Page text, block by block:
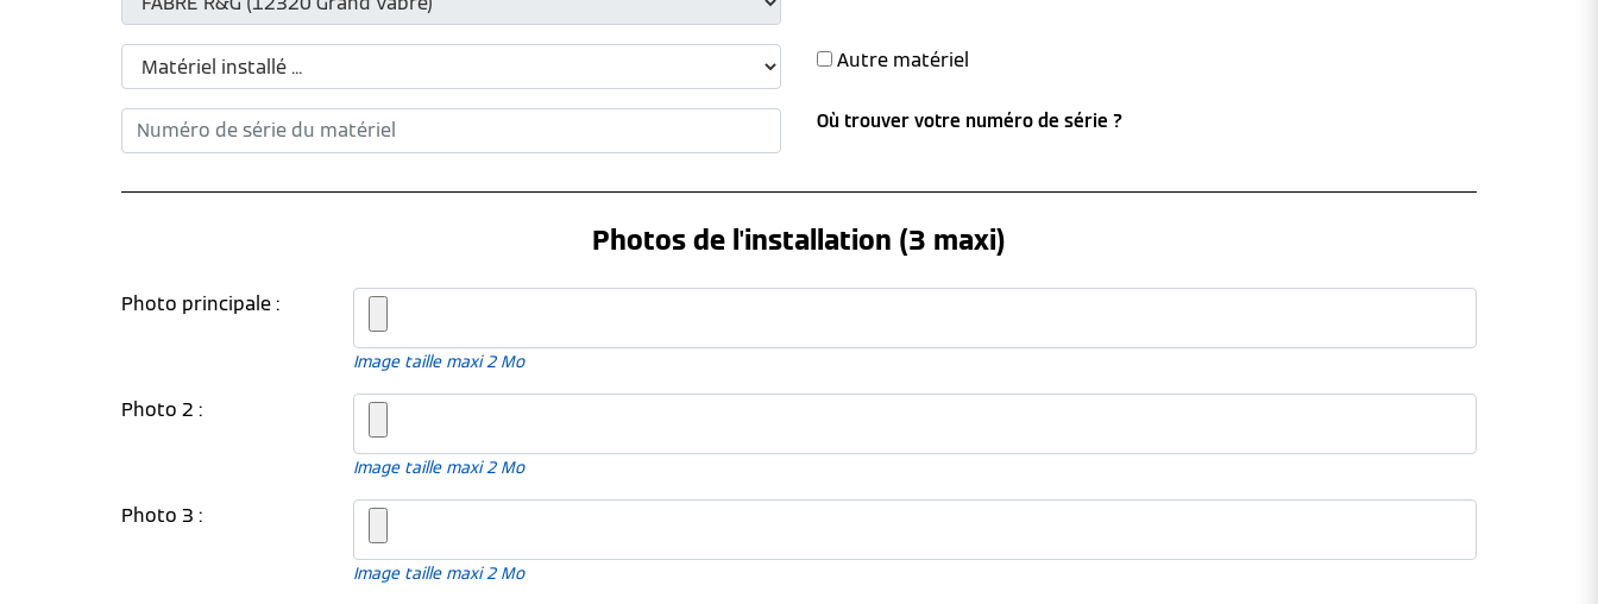
Autre matériel
Où trouver votre numéro de série ?
Photos de l'installation (3 maxi)
Photo principale :
Image taille maxi 2 Mo
Photo 2 :
Image taille maxi 2 Mo
Photo 3 :
Image taille maxi 2 Mo